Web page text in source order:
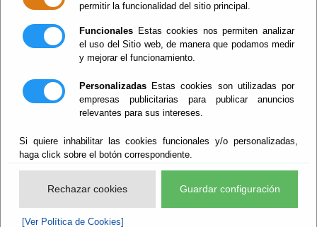
permitir la funcionalidad del sitio principal.
Funcionales Estas cookies nos permiten analizar
el uso del Sitio web, de manera que podamos medir
y mejorar el funcionamiento.
Personalizadas Estas cookies son utilizadas por
empresas publicitarias para publicar anuncios
relevantes para sus intereses.
Si quiere inhabilitar las cookies funcionales y/o personalizadas,
haga click sobre el botón correspondiente.
Rechazar cookies Guardar configuración
[Ver Política de Cookies]
Del : 07/08/2026 Al: 09/08/2026
Perido: 08 - Agosto
Tipo: Arte y Cultura
Ver evento
FESTIVOS LOCALES
2026
Del : 01/01/2026 Al: 31/12/2026
Lugar: Mojácar
Tipo: Arte y Cultura